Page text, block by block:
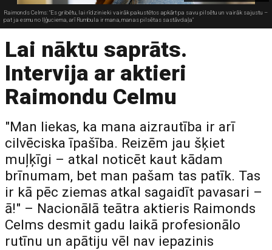
Raimonds Celms: "Es gribētu, lai rīdzinieki vairāk pakustētos apkārt pa savu pilsētu un vairāk sajustu –
pat ja esmu no Iļģuciema, arī Rumbula ir mana, manas pilsētas sastāvdaļa"
Lai nāktu saprāts.
Intervija ar aktieri
Raimondu Celmu
"Man liekas, ka mana aizrautība ir arī
cilvēciska īpašība. Reizēm jau šķiet
muļķīgi – atkal noticēt kaut kādam
brīnumam, bet man pašam tas patīk. Tas
ir kā pēc ziemas atkal sagaidīt pavasari –
ā!" – Nacionālā teātra aktieris Raimonds
Celms desmit gadu laikā profesionālo
rutīnu un apātiju vēl nav iepazinis